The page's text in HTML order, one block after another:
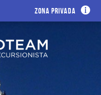
Zona privada